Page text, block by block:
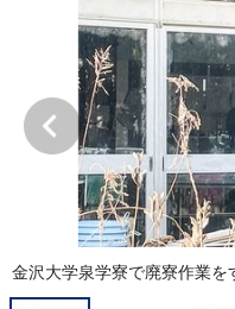
金沢大学泉学寮で廃寮作業を